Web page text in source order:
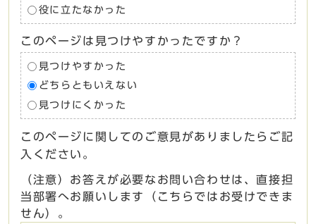
役に立たなかった
このページは見つけやすかったですか？
見つけやすかった
どちらともいえない
見つけにくかった
このページに関してのご意見がありましたらご記
入ください。
（注意）お答えが必要なお問い合わせは、直接担
当部署へお願いします（こちらではお受けできま
せん）。